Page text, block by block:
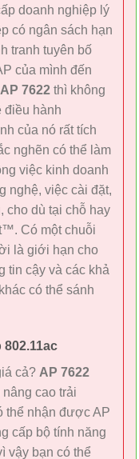
doanh nghiệp lý
có ngân sách hạn
tranh tuyên bố
của mình đến
AP 7622 thì không
điều hành
của nó rất tích
nghẽn có thể làm
việc kinh doanh
nghệ, việc cài đặt,
cho dù tại chỗ hay
Có một chuỗi
là giới hạn cho
tin cậy và các khả
có thể sánh
cả? AP 7622
cao trải
thể nhận được AP
cấp bộ tính năng
vậy bạn có thể